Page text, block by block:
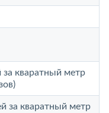
за кваратный метр
за кваратный метр